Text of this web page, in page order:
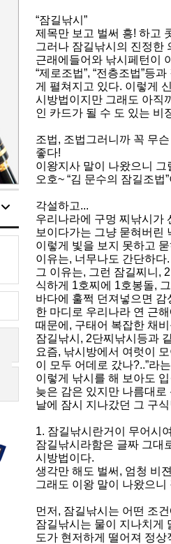
“잠길낚시”
제목만 보고 벌써 흥! 하고
그러나 잠길낚시의 진정한
근래에들어와 낚시페턴이
“제로조법”, “전층조법”등
게 펼쳐지고 있다. 이렇게
시방법이지만 그래도 아직
인 카드가 될 수 도 있는 비
조법, 조법그러니까 꼭 무
좋다!
이왕지사 말이 나왔으니 그
오호~ “김 문수의 잠길조법
각설하고...
우리나라에 구멍 찌낚시가
보이다가는 그냥 묻혀버린
이렇게 빛을 보지 못하고
이유는, 너무나도 간단하다.
그 이유는, 그런 잠길찌니,
식하게 1호찌에 1호봉돌,
바다에 훌쩍 던져넣으면
한 마디로 우리나라 연 근
때문에, 구태어 복잡한 채
잠길낚시, 2단찌낚시등과
요즘, 낚시방에서 여럿이
이 모두 어데로 갔나?..”라
이렇게 낚시를 해 보아도
늦은 감은 있지만 나름대
날에 잠시 지나갔던 그 구
1. 잠길낚시란거이 무어시
잠길낚시라함은 글짜 그대
시방법이다.
생각만 해도 벌써, 엄청 비
그래도 이왕 말이 나왔으
먼저, 잠길낚시는 어떤 조
잠길낚시는 물이 지나치게
도가 현저하게 떨어져 정